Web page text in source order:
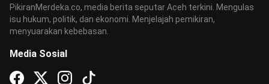
PikiranMerdeka.co, media berita seputar Aceh terkini. Mengulas
isu hukum, politik, dan ekonomi. Menjelajah pemikiran,
menyuarakan kebebasan.
Media Sosial